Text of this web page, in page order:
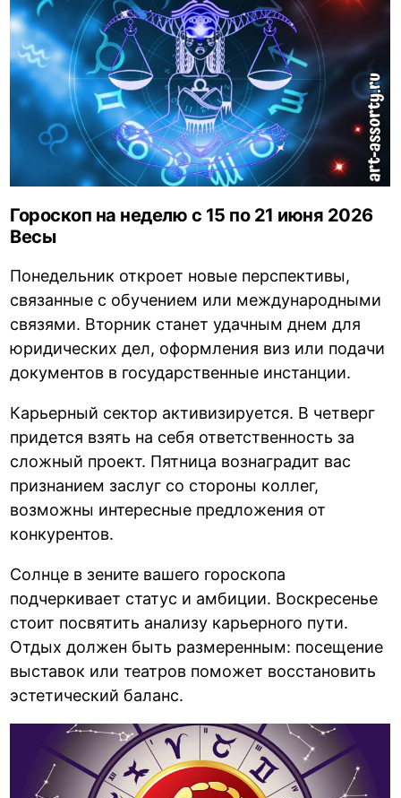
Гороскоп на неделю с 15 по 21 июня 2026
Весы
Понедельник откроет новые перспективы,
связанные с обучением или международными
связями. Вторник станет удачным днем для
юридических дел, оформления виз или подачи
документов в государственные инстанции.
Карьерный сектор активизируется. В четверг
придется взять на себя ответственность за
сложный проект. Пятница вознаградит вас
признанием заслуг со стороны коллег,
возможны интересные предложения от
конкурентов.
Солнце в зените вашего гороскопа
подчеркивает статус и амбиции. Воскресенье
стоит посвятить анализу карьерного пути.
Отдых должен быть размеренным: посещение
выставок или театров поможет восстановить
эстетический баланс.